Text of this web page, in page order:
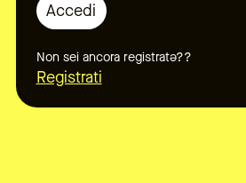
Accedi
Non sei ancora registratə??
Registrati